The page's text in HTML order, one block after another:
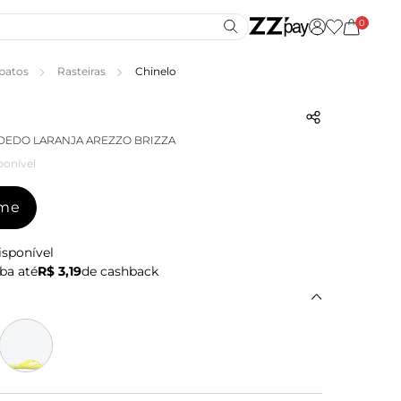
0
Rasteiras Chinelo
LARANJA AREZZO BRIZZA
atéR$ 3,19de cashback